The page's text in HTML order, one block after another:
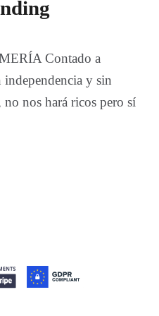
Contado a
independencia y sin
nos hará ricos pero sí